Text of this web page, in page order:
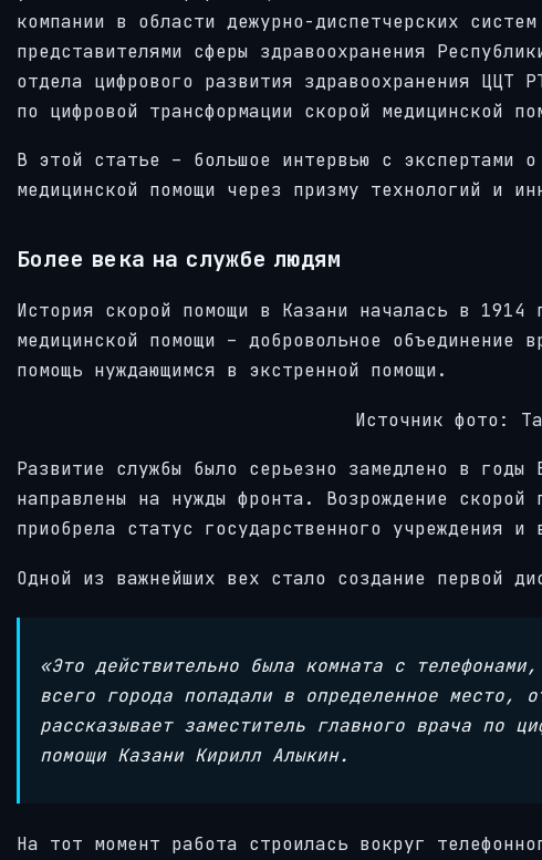
компании в области дежурно-диспетчерских
представителями сферы здравоохранения
отдела цифрового развития здравоохранения
по цифровой трансформации скорой медицинской
В этой статье – большое интервью с экспертами
медицинской помощи через призму технологий и
Более века на службе людям
История скорой помощи в Казани началась в
медицинской помощи – добровольное объединение
помощь нуждающимся в экстренной помощи.
Источник фото:
Развитие службы было серьезно замедлено в
направлены на нужды фронта. Возрождение
приобрела статус государственного учреждения
Одной из важнейших вех стало создание первой
«Это действительно была комната с
всего города попадали в определенное место,
рассказывает заместитель главного врача по
помощи Казани Кирилл Алыкин.
На тот момент работа строилась вокруг